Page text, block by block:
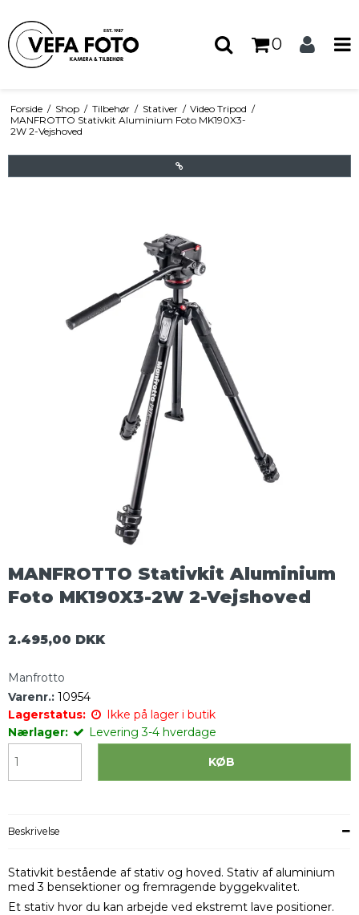
0
Forside / Shop / Tilbehør / Stativer / Video Tripod /
MANFROTTO Stativkit Aluminium Foto MK190X3-
2W 2-Vejshoved
MANFROTTO Stativkit Aluminium
Foto MK190X3-2W 2-Vejshoved
2.495,00 DKK
Manfrotto
Varenr.: 10954
Lagerstatus:
Ikke på lager i butik
Nærlager:
Levering 3-4 hverdage
KØB
Beskrivelse
Stativkit bestående af stativ og hoved. Stativ af aluminium
med 3 bensektioner og fremragende byggekvalitet.
Et stativ hvor du kan arbejde ved ekstremt lave positioner.